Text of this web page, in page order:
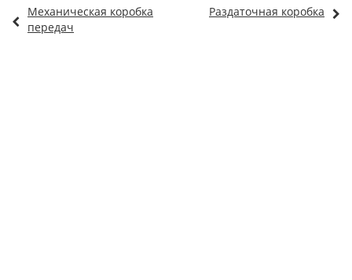
Механическая коробка
передач
Раздаточная коробка